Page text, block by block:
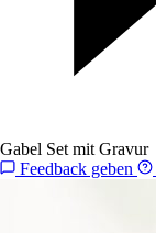
Gabel Set mit Gravur
Feedback geben